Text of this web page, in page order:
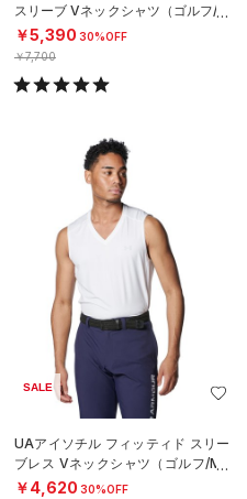
スリーブ Vネックシャツ（ゴルフ/M
EN）
￥5,390 30%OFF
￥7,700
SALE
UAアイソチル フィッティド スリー
ブレス Vネックシャツ（ゴルフ/ME
N）
￥4,620 30%OFF